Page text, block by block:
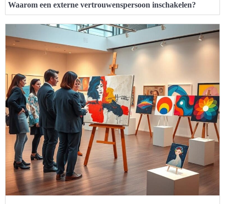
Waarom een externe vertrouwenspersoon inschakelen?